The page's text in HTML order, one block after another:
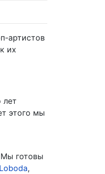
артистов
их
лет
этого мы
готовы
Loboda,